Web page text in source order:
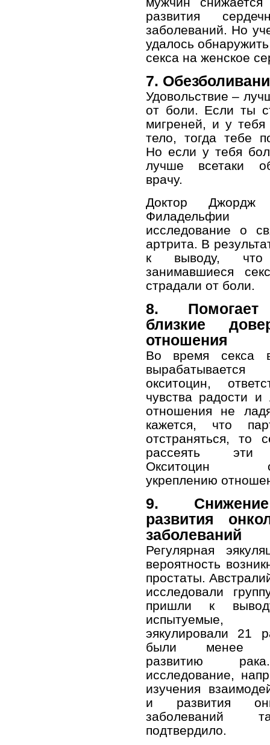
развития
заболеваний. Но
удалось
секса на женское
7.
Удовольствие –
от боли. Если ты
мигреней, и у тебя
тело, тогда тебе
Но если у тебя
лучше все­таки
врачу.
Доктор
исследование о
артрита. В
к выводу, что
занимавшиеся
страдали от боли.
8. Помогает
близкие
отношения
Во время секса
окситоцин,
чувства радости
отношения не
кажется, что
отстраняться, то
рассеять эти
Окситоцин
укреплению
9.
развития
заболеваний
Регулярная
вероятность
простаты.
исследовали
пришли к
испытуемые,
эякулировали 21
были менее
развитию
исследование,
изучения
и развития
заболеваний
подтвердило.